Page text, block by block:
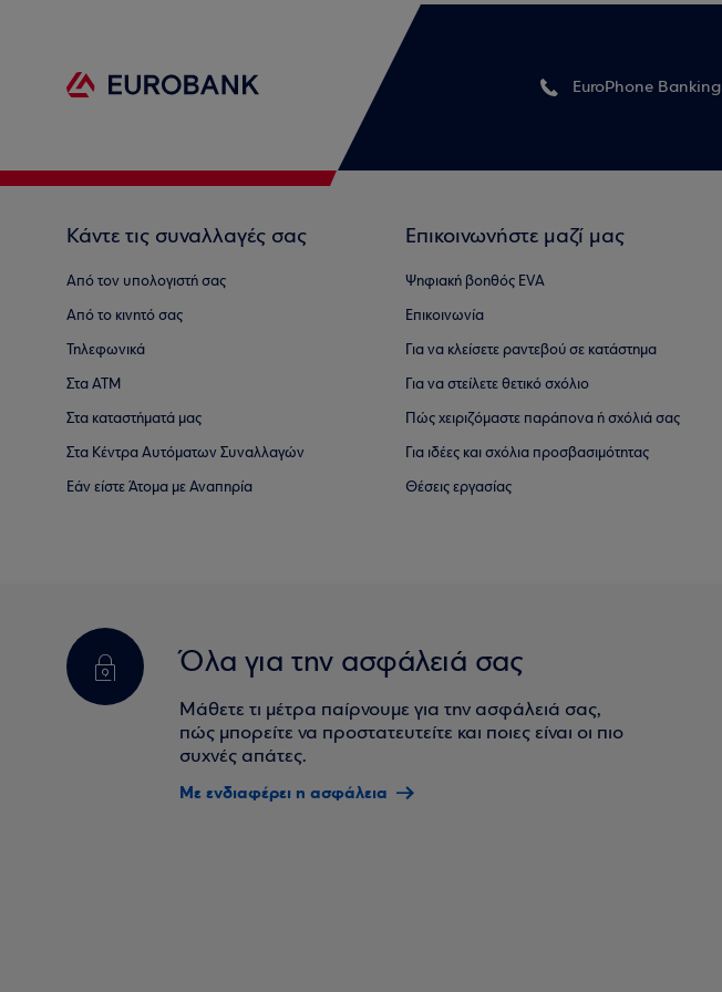
EuroPhone Banking
Κάντε τις συναλλαγές σας
Από τον υπολογιστή σας
Από το κινητό σας
Τηλεφωνικά
Στα ΑΤΜ
Στα καταστήματά μας
Στα Κέντρα Αυτόματων Συναλλαγών
Εάν είστε Άτομα με Αναπηρία
Επικοινωνήστε μαζί μας
Ψηφιακή βοηθός EVA
Επικοινωνία
Για να κλείσετε ραντεβού σε κατάστημα
Για να στείλετε θετικό σχόλιο
Πώς χειριζόμαστε παράπονα ή σχόλιά σας
Για ιδέες και σχόλια προσβασιμότητας
Θέσεις εργασίας
Όλα για την ασφάλειά σας
Μάθετε τι μέτρα παίρνουμε για την ασφάλειά σας,
πώς μπορείτε να προστατευτείτε και ποιες είναι οι πιο
συχνές απάτες.
Με ενδιαφέρει η ασφάλεια